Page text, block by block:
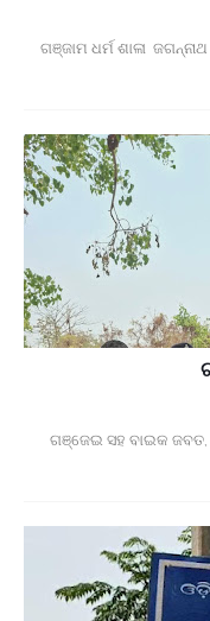
ଗଞ୍ଜାମ ଧର୍ମ ଶାଳା
ଗଞ୍ଜେଇ ସହ ବାଇକ